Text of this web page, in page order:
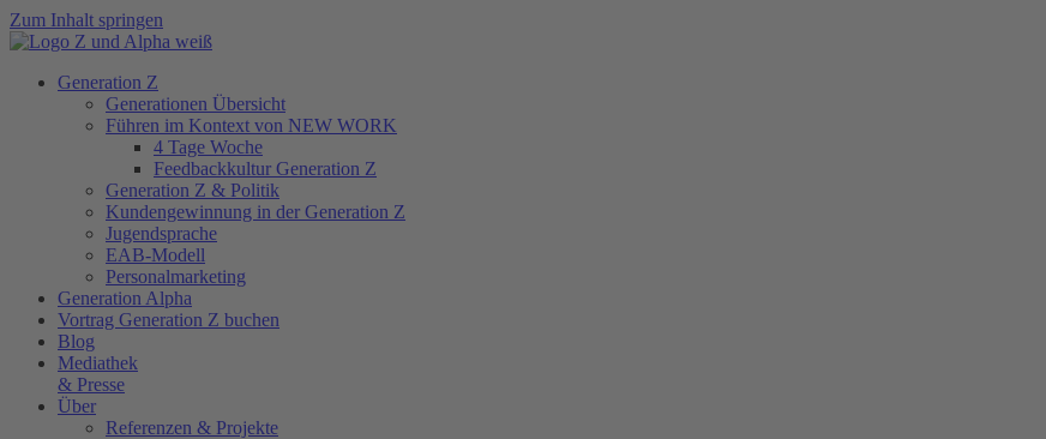
Zum Inhalt springen
Generation Z
Generationen Übersicht
Führen im Kontext von NEW WORK
4 Tage Woche
Feedbackkultur Generation Z
Generation Z & Politik
Kundengewinnung in der Generation Z
Jugendsprache
EAB-Modell
Personalmarketing
Generation Alpha
Vortrag Generation Z buchen
Blog
Mediathek
& Presse
Über
Referenzen & Projekte